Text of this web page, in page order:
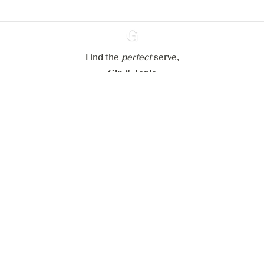
Ginventory
Find the perfectserve,
Gin & Tonic